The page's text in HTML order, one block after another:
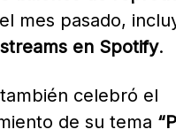
el mes pasado,
en Spotify.
celebró el
de su tema